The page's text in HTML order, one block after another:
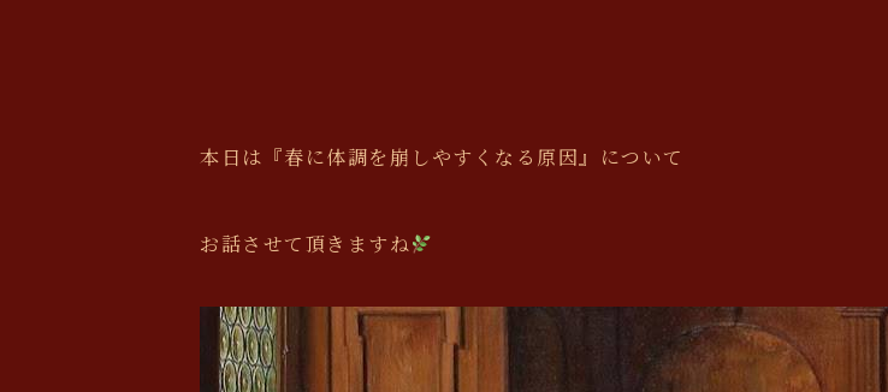
本日は『春に体調を崩しやすくなる原因』について
お話させて頂きますね